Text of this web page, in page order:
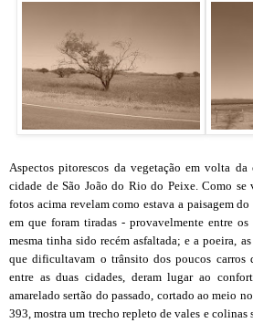
Aspectos pitorescos da vegetação em volta da
cidade de São João do Rio do Peixe. Como se
fotos acima revelam como estava a paisagem
em que foram tiradas - provavelmente entre os
mesma tinha sido recém asfaltada; e a poeira,
que dificultavam o trânsito dos poucos carros
entre as duas cidades, deram lugar ao
amarelado sertão do passado, cortado ao meio
393, mostra um trecho repleto de vales e colinas